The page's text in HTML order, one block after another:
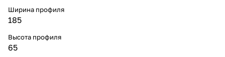
Ширина профиля
185
Высота профиля
65